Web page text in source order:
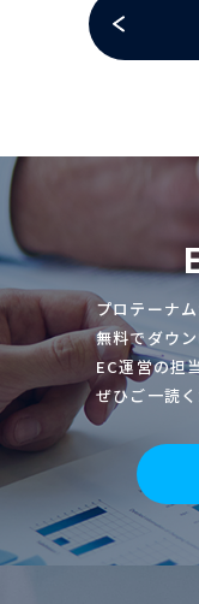
プロテーナ
無料でダウン
EC運営の担
ぜひご一読